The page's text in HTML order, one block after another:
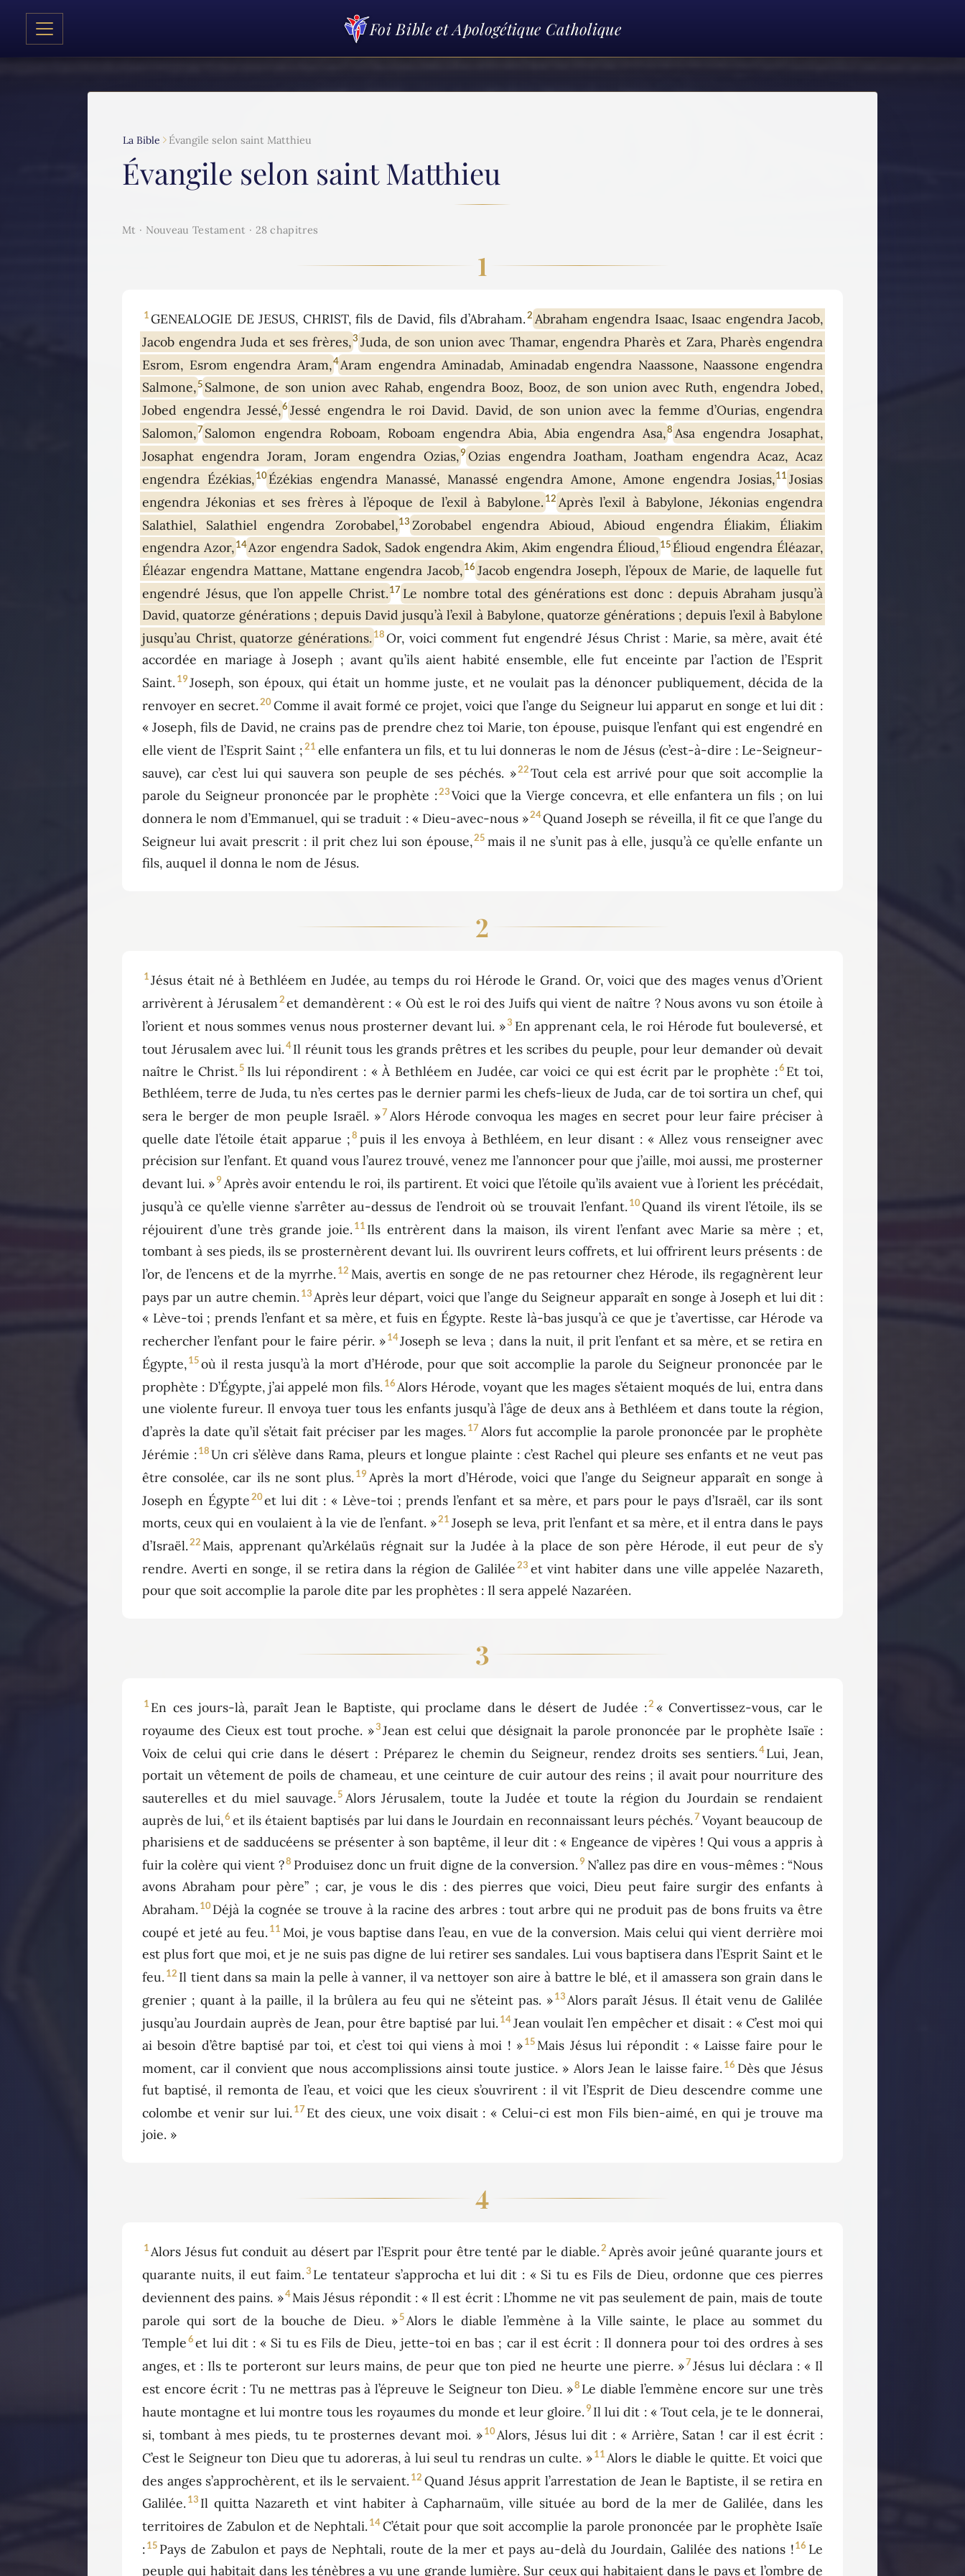
Foi Bible et Apologétique Catholique
La Bible Évangile selon saint Matthieu
Évangile selon saint Matthieu
Mt · Nouveau Testament · 28 chapitres
1
1 GENEALOGIE DE JESUS, CHRIST, fils de David, fils d’Abraham.2Abraham engendra Isaac, Isaac engendra Jacob,
Jacob engendra Juda et ses frères,3Juda, de son union avec Thamar, engendra Pharès et Zara, Pharès engendra
Esrom, Esrom engendra Aram,4 Aram engendra Aminadab, Aminadab engendra Naassone, Naassone engendra
Salmone,5Salmone, de son union avec Rahab, engendra Booz, Booz, de son union avec Ruth, engendra Jobed,
Jobed engendra Jessé,6Jessé engendra le roi David. David, de son union avec la femme d’Ourias, engendra
Salomon,7Salomon engendra Roboam, Roboam engendra Abia, Abia engendra Asa,8Asa engendra Josaphat,
Josaphat engendra Joram, Joram engendra Ozias,9Ozias engendra Joatham, Joatham engendra Acaz, Acaz
engendra Ézékias,10 Ézékias engendra Manassé, Manassé engendra Amone, Amone engendra Josias,11Josias
engendra Jékonias et ses frères à l’époque de l’exil à Babylone. 12Après l’exil à Babylone, Jékonias engendra
Salathiel, Salathiel engendra Zorobabel,13 Zorobabel engendra Abioud, Abioud engendra Éliakim, Éliakim
engendra Azor,14Azor engendra Sadok, Sadok engendra Akim, Akim engendra Élioud,15Élioud engendra Éléazar,
Éléazar engendra Mattane, Mattane engendra Jacob,16 Jacob engendra Joseph, l’époux de Marie, de laquelle fut
engendré Jésus, que l’on appelle Christ.17 Le nombre total des générations est donc : depuis Abraham jusqu’à
David, quatorze générations ; depuis David jusqu’à l’exil à Babylone, quatorze générations ; depuis l’exil à Babylone
jusqu’au Christ, quatorze générations.18Or, voici comment fut engendré Jésus Christ : Marie, sa mère, avait été
accordée en mariage à Joseph ; avant qu’ils aient habité ensemble, elle fut enceinte par l’action de l’Esprit
Saint. 19 Joseph, son époux, qui était un homme juste, et ne voulait pas la dénoncer publiquement, décida de la
renvoyer en secret.20Comme il avait formé ce projet, voici que l’ange du Seigneur lui apparut en songe et lui dit :
« Joseph, fils de David, ne crains pas de prendre chez toi Marie, ton épouse, puisque l’enfant qui est engendré en
elle vient de l’Esprit Saint ;21 elle enfantera un fils, et tu lui donneras le nom de Jésus (c’est-à-dire : Le-Seigneur-
sauve), car c’est lui qui sauvera son peuple de ses péchés. »22Tout cela est arrivé pour que soit accomplie la
parole du Seigneur prononcée par le prophète :23 Voici que la Vierge concevra, et elle enfantera un fils ; on lui
donnera le nom d’Emmanuel, qui se traduit : « Dieu-avec-nous »24Quand Joseph se réveilla, il fit ce que l’ange du
Seigneur lui avait prescrit : il prit chez lui son épouse,25 mais il ne s’unit pas à elle, jusqu’à ce qu’elle enfante un
fils, auquel il donna le nom de Jésus.
2
1 Jésus était né à Bethléem en Judée, au temps du roi Hérode le Grand. Or, voici que des mages venus d’Orient
arrivèrent à Jérusalem2 et demandèrent : « Où est le roi des Juifs qui vient de naître ? Nous avons vu son étoile à
l’orient et nous sommes venus nous prosterner devant lui. »3 En apprenant cela, le roi Hérode fut bouleversé, et
tout Jérusalem avec lui.4 Il réunit tous les grands prêtres et les scribes du peuple, pour leur demander où devait
naître le Christ. 5 Ils lui répondirent : « À Bethléem en Judée, car voici ce qui est écrit par le prophète :6 Et toi,
Bethléem, terre de Juda, tu n’es certes pas le dernier parmi les chefs-lieux de Juda, car de toi sortira un chef, qui
sera le berger de mon peuple Israël. »7 Alors Hérode convoqua les mages en secret pour leur faire préciser à
quelle date l’étoile était apparue ;8 puis il les envoya à Bethléem, en leur disant : « Allez vous renseigner avec
précision sur l’enfant. Et quand vous l’aurez trouvé, venez me l’annoncer pour que j’aille, moi aussi, me prosterner
devant lui. »9 Après avoir entendu le roi, ils partirent. Et voici que l’étoile qu’ils avaient vue à l’orient les précédait,
jusqu’à ce qu’elle vienne s’arrêter au-dessus de l’endroit où se trouvait l’enfant. 10Quand ils virent l’étoile, ils se
réjouirent d’une très grande joie. 11 Ils entrèrent dans la maison, ils virent l’enfant avec Marie sa mère ; et,
tombant à ses pieds, ils se prosternèrent devant lui. Ils ouvrirent leurs coffrets, et lui offrirent leurs présents : de
l’or, de l’encens et de la myrrhe. 12 Mais, avertis en songe de ne pas retourner chez Hérode, ils regagnèrent leur
pays par un autre chemin. 13 Après leur départ, voici que l’ange du Seigneur apparaît en songe à Joseph et lui dit :
« Lève-toi ; prends l’enfant et sa mère, et fuis en Égypte. Reste là-bas jusqu’à ce que je t’avertisse, car Hérode va
rechercher l’enfant pour le faire périr. » 14Joseph se leva ; dans la nuit, il prit l’enfant et sa mère, et se retira en
Égypte,15 où il resta jusqu’à la mort d’Hérode, pour que soit accomplie la parole du Seigneur prononcée par le
prophète : D’Égypte, j’ai appelé mon fils. 16Alors Hérode, voyant que les mages s’étaient moqués de lui, entra dans
une violente fureur. Il envoya tuer tous les enfants jusqu’à l’âge de deux ans à Bethléem et dans toute la région,
d’après la date qu’il s’était fait préciser par les mages. 17 Alors fut accomplie la parole prononcée par le prophète
Jérémie :18 Un cri s’élève dans Rama, pleurs et longue plainte : c’est Rachel qui pleure ses enfants et ne veut pas
être consolée, car ils ne sont plus. 19 Après la mort d’Hérode, voici que l’ange du Seigneur apparaît en songe à
Joseph en Égypte20et lui dit : « Lève-toi ; prends l’enfant et sa mère, et pars pour le pays d’Israël, car ils sont
morts, ceux qui en voulaient à la vie de l’enfant. »21 Joseph se leva, prit l’enfant et sa mère, et il entra dans le pays
d’Israël.22 Mais, apprenant qu’Arkélaüs régnait sur la Judée à la place de son père Hérode, il eut peur de s’y
rendre. Averti en songe, il se retira dans la région de Galilée 23 et vint habiter dans une ville appelée Nazareth,
pour que soit accomplie la parole dite par les prophètes : Il sera appelé Nazaréen.
3
1 En ces jours-là, paraît Jean le Baptiste, qui proclame dans le désert de Judée :2 « Convertissez-vous, car le
royaume des Cieux est tout proche. »3 Jean est celui que désignait la parole prononcée par le prophète Isaïe :
Voix de celui qui crie dans le désert : Préparez le chemin du Seigneur, rendez droits ses sentiers.4 Lui, Jean,
portait un vêtement de poils de chameau, et une ceinture de cuir autour des reins ; il avait pour nourriture des
sauterelles et du miel sauvage. 5 Alors Jérusalem, toute la Judée et toute la région du Jourdain se rendaient
auprès de lui,6 et ils étaient baptisés par lui dans le Jourdain en reconnaissant leurs péchés.7 Voyant beaucoup de
pharisiens et de sadducéens se présenter à son baptême, il leur dit : « Engeance de vipères ! Qui vous a appris à
fuir la colère qui vient ?8 Produisez donc un fruit digne de la conversion. 9 N’allez pas dire en vous-mêmes : “Nous
avons Abraham pour père” ; car, je vous le dis : des pierres que voici, Dieu peut faire surgir des enfants à
Abraham. 10Déjà la cognée se trouve à la racine des arbres : tout arbre qui ne produit pas de bons fruits va être
coupé et jeté au feu. 11 Moi, je vous baptise dans l’eau, en vue de la conversion. Mais celui qui vient derrière moi
est plus fort que moi, et je ne suis pas digne de lui retirer ses sandales. Lui vous baptisera dans l’Esprit Saint et le
feu. 12 Il tient dans sa main la pelle à vanner, il va nettoyer son aire à battre le blé, et il amassera son grain dans le
grenier ; quant à la paille, il la brûlera au feu qui ne s’éteint pas. » 13 Alors paraît Jésus. Il était venu de Galilée
jusqu’au Jourdain auprès de Jean, pour être baptisé par lui. 14Jean voulait l’en empêcher et disait : « C’est moi qui
ai besoin d’être baptisé par toi, et c’est toi qui viens à moi ! »15 Mais Jésus lui répondit : « Laisse faire pour le
moment, car il convient que nous accomplissions ainsi toute justice. » Alors Jean le laisse faire. 16 Dès que Jésus
fut baptisé, il remonta de l’eau, et voici que les cieux s’ouvrirent : il vit l’Esprit de Dieu descendre comme une
colombe et venir sur lui. 17 Et des cieux, une voix disait : « Celui-ci est mon Fils bien-aimé, en qui je trouve ma
joie. »
4
1 Alors Jésus fut conduit au désert par l’Esprit pour être tenté par le diable.2 Après avoir jeûné quarante jours et
quarante nuits, il eut faim.3 Le tentateur s’approcha et lui dit : « Si tu es Fils de Dieu, ordonne que ces pierres
deviennent des pains. »4 Mais Jésus répondit : « Il est écrit : L’homme ne vit pas seulement de pain, mais de toute
parole qui sort de la bouche de Dieu. »5 Alors le diable l’emmène à la Ville sainte, le place au sommet du
Temple6 et lui dit : « Si tu es Fils de Dieu, jette-toi en bas ; car il est écrit : Il donnera pour toi des ordres à ses
anges, et : Ils te porteront sur leurs mains, de peur que ton pied ne heurte une pierre. »7 Jésus lui déclara : « Il
est encore écrit : Tu ne mettras pas à l’épreuve le Seigneur ton Dieu. »8 Le diable l’emmène encore sur une très
haute montagne et lui montre tous les royaumes du monde et leur gloire. 9 Il lui dit : « Tout cela, je te le donnerai,
si, tombant à mes pieds, tu te prosternes devant moi. » 10Alors, Jésus lui dit : « Arrière, Satan ! car il est écrit :
C’est le Seigneur ton Dieu que tu adoreras, à lui seul tu rendras un culte. »11 Alors le diable le quitte. Et voici que
des anges s’approchèrent, et ils le servaient. 12 Quand Jésus apprit l’arrestation de Jean le Baptiste, il se retira en
Galilée. 13 Il quitta Nazareth et vint habiter à Capharnaüm, ville située au bord de la mer de Galilée, dans les
territoires de Zabulon et de Nephtali. 14C’était pour que soit accomplie la parole prononcée par le prophète Isaïe
:15 Pays de Zabulon et pays de Nephtali, route de la mer et pays au-delà du Jourdain, Galilée des nations !16 Le
peuple qui habitait dans les ténèbres a vu une grande lumière. Sur ceux qui habitaient dans le pays et l’ombre de